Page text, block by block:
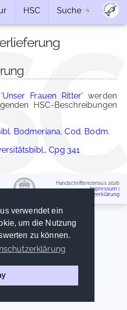
verwendet ein
um die Nutzung
zu können.
HSC Suche
'Unser Frauen Ritter' werden
HSC-Beschreibungen
Bodmeriana, Cod. Bodm.
Cpg 341
Handschriftencensus 2026
Impressum
Datenschutzerklärung